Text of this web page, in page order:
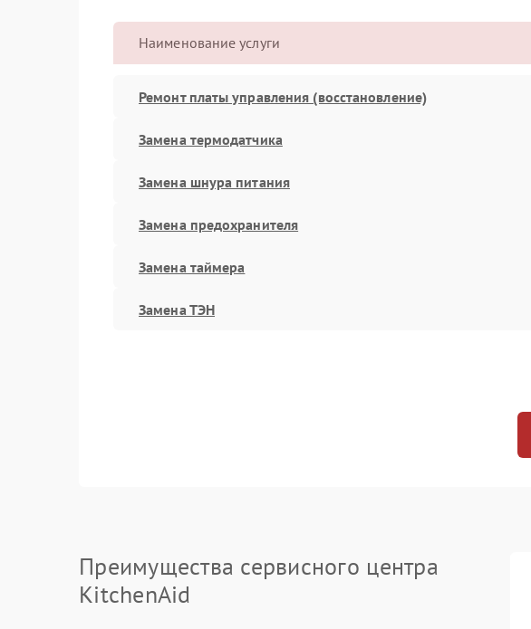
Наименование услуги
Ремонт платы управления (восстановление)
Замена термодатчика
Замена шнура питания
Замена предохранителя
Замена таймера
Замена ТЭН
Преимущества сервисного центра
KitchenAid